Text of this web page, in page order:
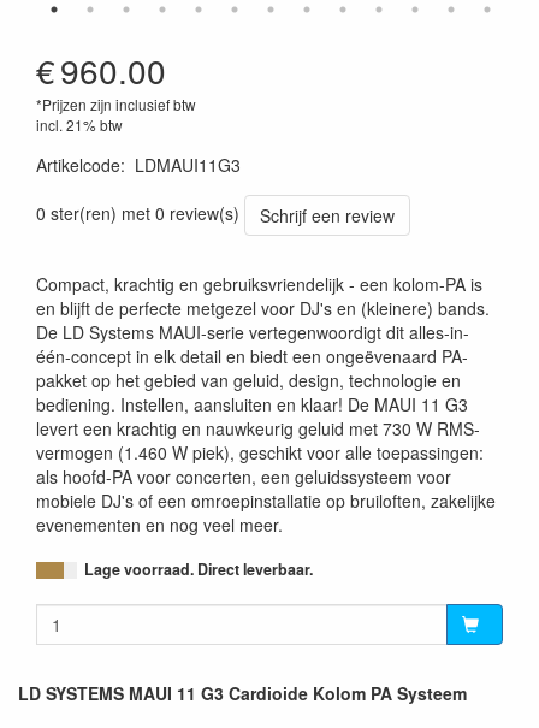
€960.00
*Prijzen zijn inclusief btw
incl. 21% btw
Artikelcode: LDMAUI11G3
0 ster(ren) met 0 review(s)
Schrijf een review
Compact, krachtig en gebruiksvriendelijk - een kolom-PA is
en blijft de perfecte metgezel voor DJ's en (kleinere) bands.
De LD Systems MAUI-serie vertegenwoordigt dit alles-in-
één-concept in elk detail en biedt een ongeëvenaard PA-
pakket op het gebied van geluid, design, technologie en
bediening. Instellen, aansluiten en klaar! De MAUI 11 G3
levert een krachtig en nauwkeurig geluid met 730 W RMS-
vermogen (1.460 W piek), geschikt voor alle toepassingen:
als hoofd-PA voor concerten, een geluidssysteem voor
mobiele DJ's of een omroepinstallatie op bruiloften, zakelijke
evenementen en nog veel meer.
Lage voorraad. Direct leverbaar.
LD SYSTEMS MAUI 11 G3 Cardioide Kolom PA Systeem